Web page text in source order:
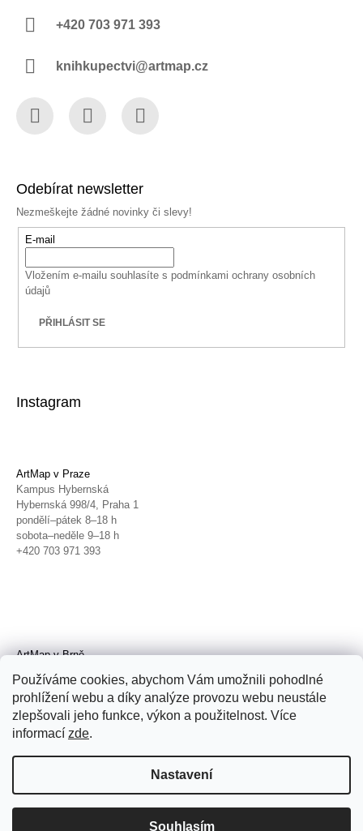
Používáme cookies, abychom Vám umožnili pohodlné
prohlížení webu a díky analýze provozu webu neustále
zlepšovali jeho funkce, výkon a použitelnost. Více
informací zde.
Nastavení
Souhlasím
+420 703 971 393
knihkupectvi@artmap.cz
Odebírat newsletter
Nezmeškejte žádné novinky či slevy!
E-mail
Vložením e-mailu souhlasíte s podmínkami ochrany osobních
údajů
PŘIHLÁSIT SE
Instagram
ArtMap v Praze
Kampus Hybernská
Hybernská 998/4, Praha 1
pondělí–pátek 8–18 h
sobota–neděle 9–18 h
+420 703 971 393
ArtMap v Brně
Radnická 4, Brno
úterý–pátek 11–19 h
sobota 14–19 h
+420 702 152 298